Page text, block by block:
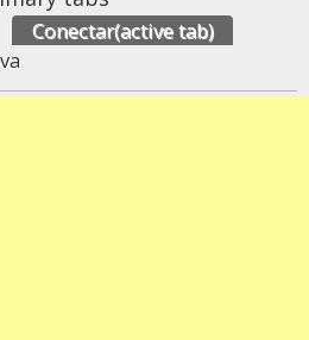
Conectar(active tab)